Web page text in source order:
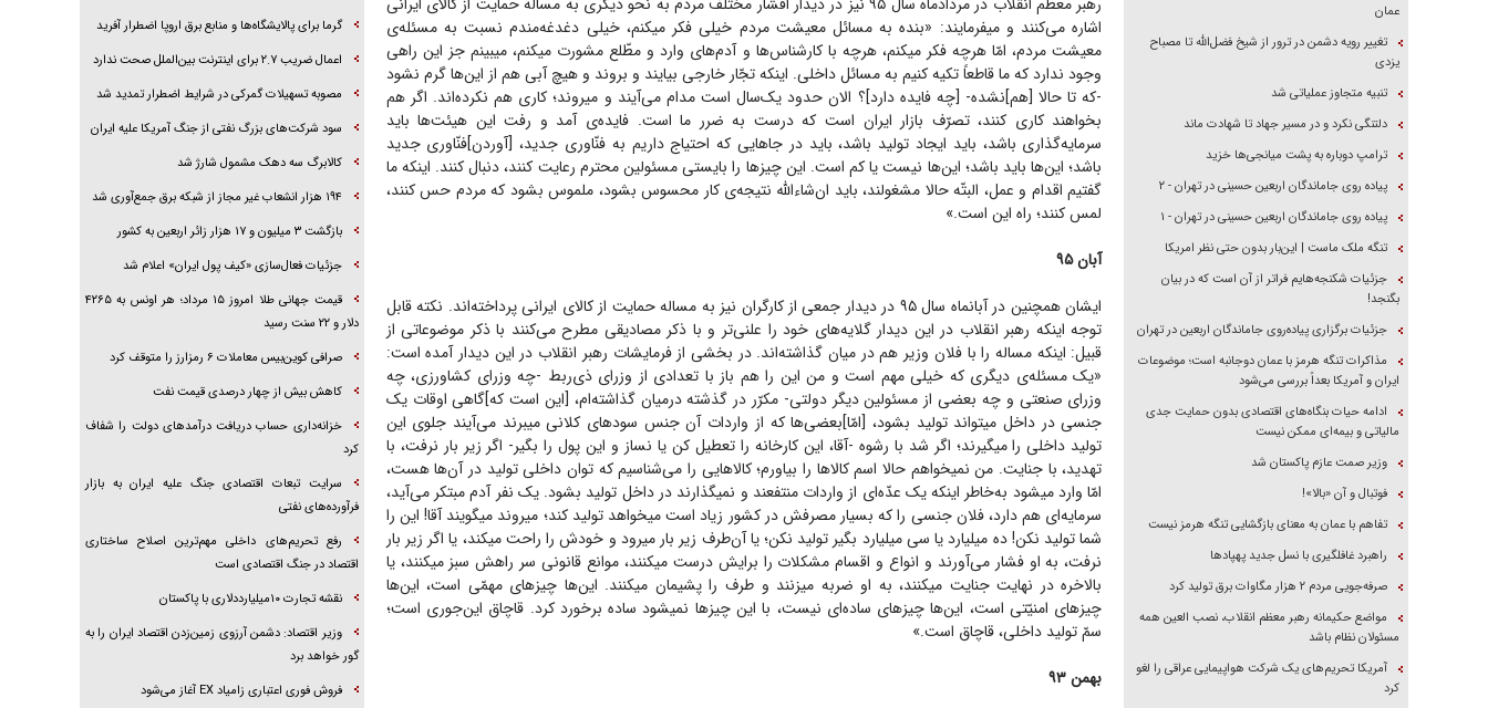
اشاره می‌کنند و میفرمایند: «بنده به مسائل معیشت مردم خیلی فکر میکنم، خیلی دغدغه‌مندم نسبت به مسئله‌ی
معیشت مردم، امّا هرچه فکر میکنم، هرچه با کارشناس‌ها و آدم‌های وارد و مطّلع مشورت میکنم، میبینم جز این راهی
وجود ندارد که ما قاطعاً تکیه کنیم به مسائل داخلی. اینکه تجّار خارجی بیایند و بروند و هیچ آبی هم از این‌ها گرم نشود
-که تا حالا [هم]نشده- [چه فایده دارد]؟ الان حدود یک‌سال است مدام می‌آیند و میروند؛ کاری هم نکرده‌اند. اگر هم
بخواهند کاری کنند، تصرّف بازار ایران است که درست به ضرر ما است. فایده‌ی آمد و رفت این هیئت‌ها باید
سرمایه‌گذاری باشد، باید ایجاد تولید باشد، باید در جا‌هایی که احتیاج داریم به فنّاوری جدید، [آوردن]فنّاوری جدید
باشد؛ این‌ها باید باشد؛ این‌ها نیست یا کم است. این چیز‌ها را بایستی مسئولین محترم رعایت کنند، دنبال کنند. اینکه ما
گفتیم اقدام و عمل، البتّه حالا مشغولند، باید ان‌شاءالله نتیجه‌ی کار محسوس بشود، ملموس بشود که مردم حس کنند،
لمس کنند؛ راه این است.»
آبان ۹۵
ایشان همچنین در آبانماه سال ۹۵ در دیدار جمعی از کارگران نیز به مساله حمایت از کالای ایرانی پرداخته‌اند. نکته قابل
توجه اینکه رهبر انقلاب در این دیدار گلایه‌های خود را علنی‌تر و با ذکر مصادیقی مطرح می‌کنند با ذکر موضوعاتی از
قبیل: اینکه مساله را با فلان وزیر هم در میان گذاشته‌اند. در بخشی از فرمایشات رهبر انقلاب در این دیدار آمده است:
«یک مسئله‌ی دیگری که خیلی مهم است و من این را هم باز با تعدادی از وزرای ذی‌ربط -چه وزرای کشاورزی، چه
وزرای صنعتی و چه بعضی از مسئولین دیگر دولتی- مکرّر در گذشته درمیان گذاشته‌ام، [این است که]گاهی اوقات یک
جنسی در داخل میتواند تولید بشود، [امّا]بعضی‌ها که از واردات آن جنس سود‌های کلانی میبرند می‌آیند جلوی این
تولید داخلی را میگیرند؛ اگر شد با رشوه -آقا، این کارخانه را تعطیل کن یا نساز و این پول را بگیر- اگر زیر بار نرفت، با
تهدید، با جنایت. من نمیخواهم حالا اسم کالا‌ها را بیاورم؛ کالا‌هایی را می‌شناسیم که توان داخلی تولید در آن‌ها هست،
امّا وارد میشود به‌خاطر اینکه یک عدّه‌ای از واردات منتفعند و نمیگذارند در داخل تولید بشود. یک نفر آدم مبتکر می‌آید،
سرمایه‌ای هم دارد، فلان جنسی را که بسیار مصرفش در کشور زیاد است میخواهد تولید کند؛ میروند میگویند آقا! این را
شما تولید نکن! ده میلیارد یا سی میلیارد بگیر تولید نکن؛ یا آن‌طرف زیر بار میرود و خودش را راحت میکند، یا اگر زیر بار
نرفت، به او فشار می‌آورند و انواع و اقسام مشکلات را برایش درست میکنند، موانع قانونی سر راهش سبز میکنند، یا
بالاخره در نهایت جنایت میکنند، به او ضربه میزنند و طرف را پشیمان میکنند. این‌ها چیز‌های مهمّی است، این‌ها
چیز‌های امنیّتی است، این‌ها چیز‌های ساده‌ای نیست، با این چیز‌ها نمیشود ساده برخورد کرد. قاچاق این‌جوری است؛
سمّ تولید داخلی، قاچاق است.»
بهمن ۹۳
عمان
تغییر رویه دشمن در ترور از شیخ فضل‌الله تا مصباح
یزدی
تنبیه متجاوز عملیاتی شد
دلتنگی نکرد و در مسیر جهاد تا شهادت ماند
ترامپ دوباره به پشت میانجی‌ها خزید
پیاده روی جاماندگان اربعین حسینی در تهران - ۲
پیاده روی جاماندگان اربعین حسینی در تهران - ۱
تنگه ملک ماست | این‌بار بدون حتی نظر امریکا
جزئیات شکنجه‌هایم فراتر از آن است که در بیان
بگنجد!
جزئیات برگزاری پیاده‌روی جاماندگان اربعین در تهران
مذاکرات تنگه هرمز با عمان دوجانبه است؛ موضوعات
ایران و آمریکا بعداً بررسی می‌شود
ادامه حیات بنگاه‌های اقتصادی بدون حمایت جدی
مالیاتی و بیمه‌ای ممکن نیست
وزیر صمت عازم پاکستان شد
فوتبال و آن «بالا»!
تفاهم با عمان به معنای بازگشایی تنگه هرمز نیست
راهبرد غافلگیری با نسل جدید پهپاد‌ها
صرفه‌جویی مردم ۲ هزار مگاوات برق تولید کرد
مواضع حکیمانه رهبر معظم انقلاب، نصب العین همه
مسئولان نظام باشد
آمریکا تحریم‌های یک شرکت هواپیمایی عراقی را لغو
کرد
بگنجد!
گزارش «جوان» از قوانین سخت‌گیرانه ۶ قاره در
نقشه راه آینده غرب آسیا
گرما برای پالایشگاه‌ها و منابع برق اروپا اضطرار آفرید
اعمال ضریب ۲.۷ برای اینترنت بین‌الملل صحت ندارد
مصوبه تسهیلات گمرکی در شرایط اضطرار تمدید شد
سود شرکت‌های بزرگ نفتی از جنگ آمریکا علیه ایران
کالابرگ سه دهک مشمول شارژ شد
۱۹۴ هزار انشعاب غیر مجاز از شبکه برق جمع‌آوری شد
بازگشت ۳ میلیون و ۱۷ هزار زائر اربعین به کشور
جزئیات فعال‌سازی «کیف پول ایران» اعلام شد
قیمت جهانی طلا امروز ۱۵ مرداد؛ هر اونس به ۴۲۶۵
دلار و ۲۲ سنت رسید
صرافی کوین‌بیس معاملات ۶ رمزارز را متوقف کرد
کاهش بیش از چهار درصدی قیمت نفت
خزانه‌داری حساب دریافت درآمد‌های دولت را شفاف
کرد
سرایت تبعات اقتصادی جنگ علیه ایران به بازار
فرآورده‌های نفتی
رفع تحریم‌های داخلی مهم‌ترین اصلاح ساختاری
اقتصاد در جنگ اقتصادی است
نقشه تجارت ۱۰میلیارددلاری با پاکستان
وزیر اقتصاد: دشمن آرزوی زمین‌زدن اقتصاد ایران را به
گور خواهد برد
فروش فوری اعتباری زامیاد EX آغاز می‌شود